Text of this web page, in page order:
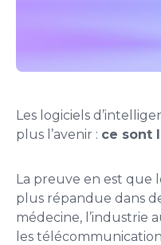
Les logiciels
plus l’avenir : ce sont
La preuve en est que
plus répandue dans
médecine, l’industrie
les